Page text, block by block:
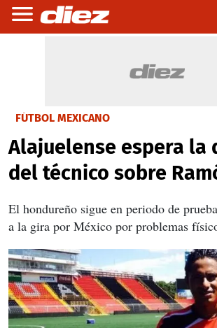
FÚTBOL MEXICANO
Alajuelense espera la
del técnico sobre
El hondureño sigue en periodo de
a la gira por México por problemas